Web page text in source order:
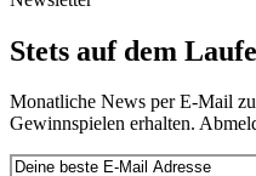
Stets auf dem
Monatliche News per E-Mail
Gewinnspielen erhalten.